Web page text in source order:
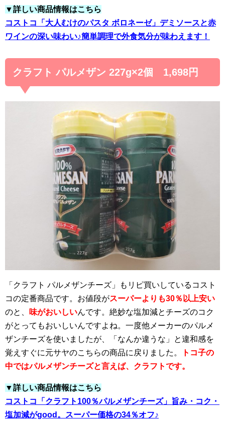
▼詳しい商品情報はこちら
コストコ「大人むけのパスタ ボロネーゼ」デミソースと赤
ワインの深い味わい♪簡単調理で外食気分が味わえます！
クラフト パルメザン 227g×2個 1,698円
「クラフト パルメザンチーズ」もリピ買いしているコスト
コの定番商品です。お値段がスーパーよりも30％以上安い
のと、
味がおいしいんです。絶妙な塩加減とチーズのコク
がとってもおいしいんですよね。一度他メーカーのパルメ
ザンチーズを使いましたが、「なんか違うな」と違和感を
覚えすぐに元サヤのこちらの商品に戻りました。
トコ子の
中ではパルメザンチーズと言えば、クラフトです。
▼詳しい商品情報はこちら
コストコ「クラフト100％パルメザンチーズ」旨み・コク・
塩加減がgood。スーパー価格の34％オフ♪